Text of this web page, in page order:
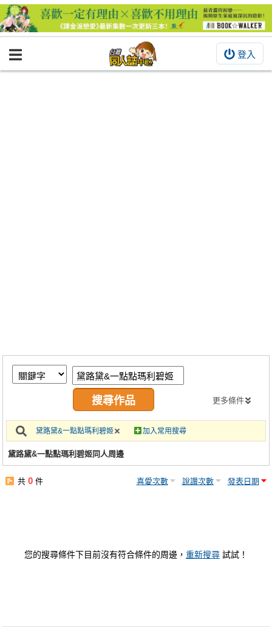
登入
BOOKY書集倉庫
繪圖藝廊
交流中心
攤位轉讓區
會員功能選單
註冊會員
更多條件
黛路黛&一點點瑪利碧姬 加入常用搜尋
黛路黛&一點點瑪利碧姬同人周邊
共0 件 喜愛次數 說讚次數 發表日期
您的搜尋條件下目前沒有符合條件的周邊， 重新搜尋 試試！